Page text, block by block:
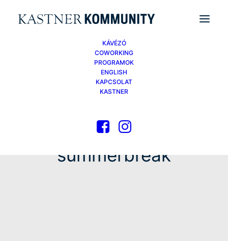
KÁVÉZÓ
COWORKING
PROGRAMOK
ENGLISH
KAPCSOLAT
KASTNER
summerbreak